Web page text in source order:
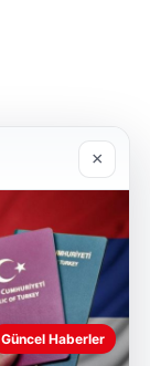
×
Güncel Haberler